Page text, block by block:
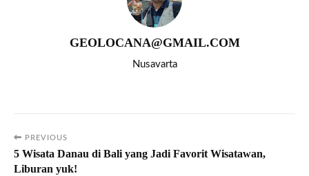
GEOLOCANA@GMAIL.COM
Nusavarta
PREVIOUS
5 Wisata Danau di Bali yang Jadi Favorit Wisatawan,
Liburan yuk!